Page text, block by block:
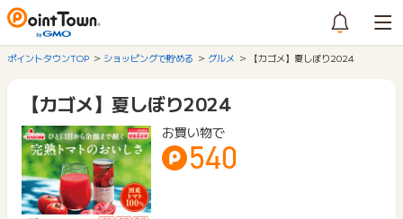
ポイントタウンTOP ショッピングで貯める グルメ 【カゴメ】夏しぼり2024
【カゴメ】夏しぼり2024
お買い物で
540